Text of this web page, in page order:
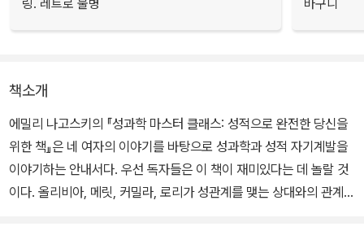
링. 레트로 물병
바구니
책소개
에밀리 나고스키의 『성과학 마스터 클래스: 성적으로 완전한 당신을
위한 책』은 네 여자의 이야기를 바탕으로 성과학과 성적 자기계발을
이야기하는 안내서다. 우선 독자들은 이 책이 재미있다는 데 놀랄 것
이다. 올리비아, 메릿, 커밀라, 로리가 성관계를 맺는 상대와의 관계,